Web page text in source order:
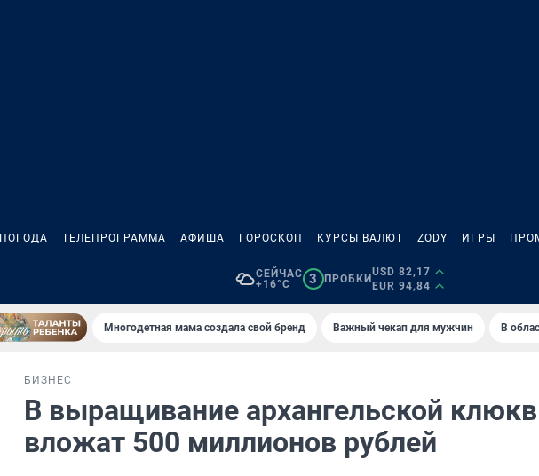
ПОГОДА ТЕЛЕПРОГРАММА АФИША ГОРОСКОП КУРСЫ ВАЛЮТ ZODY ИГРЫ
СЕЙЧАС
+16°C
3 ПРОБКИ
USD 82,17
EUR 94,84
Многодетная мама создала свой бренд Важный чекап для мужчин В
БИЗНЕС
В выращивание архангельской
вложат 500 миллионов рублей